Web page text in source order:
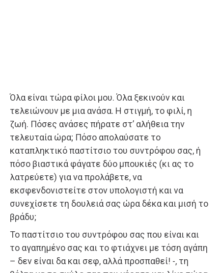
Όλα είναι τώρα φίλοι μου. Όλα ξεκινούν και
τελειώνουν με μια ανάσα. Η στιγμή, το φιλί, η
ζωή. Πόσες ανάσες πήρατε στ’ αλήθεια την
τελευταία ώρα; Πόσο απολαύσατε το
καταπληκτικό παστίτσιο του συντρόφου σας, ή
πόσο βιαστικά φάγατε δύο μπουκιές (κι ας το
λατρεύετε) για να προλάβετε, να
εκσφενδονιστείτε στον υπολογιστή και να
συνεχίσετε τη δουλειά σας ώρα δέκα και μισή το
βράδυ;
Το παστίτσιο του συντρόφου σας που είναι και
το αγαπημένο σας και το φτιάχνει με τόση αγάπη
– δεν είναι δα και σεφ, αλλά προσπαθεί! -, τη